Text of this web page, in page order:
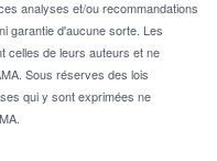
analyses et/ou recommandations
garantie d'aucune sorte. Les
celles de leurs auteurs et ne
Sous réserves des lois
qui y sont exprimées ne